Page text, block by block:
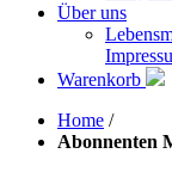
Über uns
Warenkorb
Home /
Abonnenten